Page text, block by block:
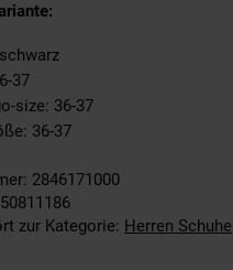
37
size: 36-37
36-37
2846171000
zur Kategorie: Herren Schuhe